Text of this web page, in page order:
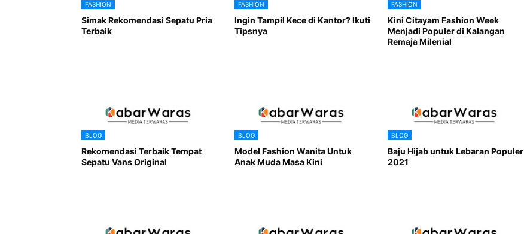
FASHION
Simak Rekomendasi Sepatu Pria
Terbaik
FASHION
Ingin Tampil Kece di Kantor? Ikuti
Tipsnya
FASHION
Kini Citayam Fashion Week
Menjadi Populer di Kalangan
Remaja Milenial
BLOG
Rekomendasi Terbaik Tempat
Sepatu Vans Original
BLOG
Model Fashion Wanita Untuk
Anak Muda Masa Kini
BLOG
Baju Hijab untuk Lebaran Populer
2021